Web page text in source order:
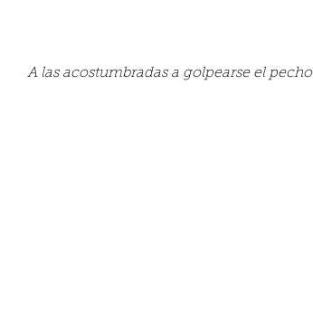
A las acostumbradas a golpearse el pecho